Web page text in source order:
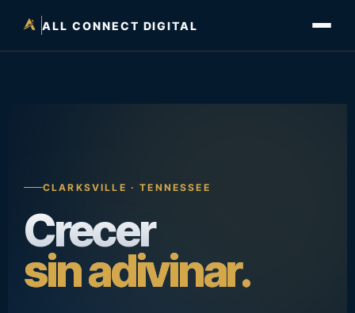
ALL CONNECT DIGITAL
CLARKSVILLE · TENNESSEE
Crecer
sin adivinar.